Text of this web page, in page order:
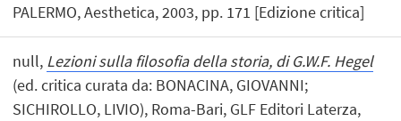
PALERMO, Aesthetica, 2003, pp. 171 [Edizione critica]
null, Lezioni sulla filosofia della storia, di G.W.F. Hegel
(ed. critica curata da: BONACINA, GIOVANNI;
SICHIROLLO, LIVIO), Roma-Bari, GLF Editori Laterza,